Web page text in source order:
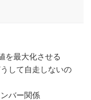
を最大化させる
して自走しないの
バー関係